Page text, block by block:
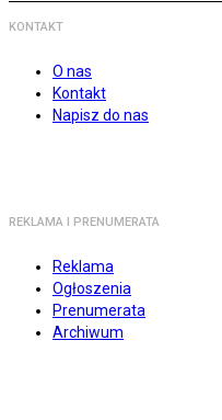
KONTAKT
O nas
Kontakt
Napisz do nas
REKLAMA I PRENUMERATA
Reklama
Ogłoszenia
Prenumerata
Archiwum